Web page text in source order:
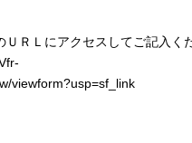
ＲＬにアクセスしてご記入く
viewform?usp=sf_link